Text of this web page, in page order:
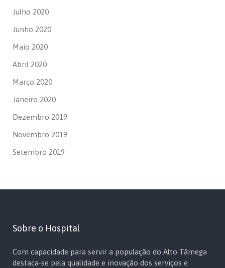
Julho 2020
Junho 2020
Maio 2020
Abril 2020
Março 2020
Janeiro 2020
Dezembro 2019
Novembro 2019
Setembro 2019
Sobre o Hospital
Com capacidade para servir a população do Alto Tâmega
destaca-se pela qualidade e inovação dos serviços e